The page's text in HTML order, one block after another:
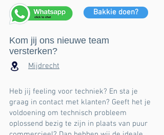
Bakkie doen?
Kom jij ons nieuwe team
versterken?
Mijdrecht
Heb jij feeling voor techniek? En sta je
graag in contact met klanten? Geeft het je
voldoening om technisch probleem
oplossend bezig te zijn in plaats van puur